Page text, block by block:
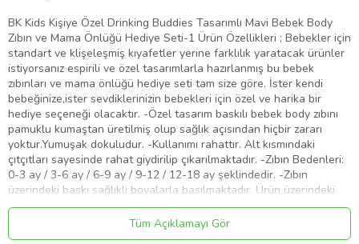
BK Kids Kişiye Özel Drinking Buddies Tasarımlı Mavi Bebek Body
Zıbın ve Mama Önlüğü Hediye Seti-1 Ürün Özellikleri ; Bebekler için
standart ve klişeleşmiş kıyafetler yerine farklılık yaratacak ürünler
istiyorsanız espirili ve özel tasarımlarla hazırlanmış bu bebek
zıbınları ve mama önlüğü hediye seti tam size göre. İster kendi
bebeğinize,ister sevdiklerinizin bebekleri için özel ve harika bir
hediye seçeneği olacaktır. -Özel tasarım baskılı bebek body zıbını
pamuklu kumaştan üretilmiş olup sağlık açısından hiçbir zararı
yoktur.Yumuşak dokuludur. -Kullanımı rahattır. Alt kısmındaki
çıtçıtları sayesinde rahat giydirilip çıkarılmaktadır. -Zıbın Bedenleri:
0-3 ay / 3-6 ay / 6-9 ay / 9-12 / 12-18 ay şeklindedir. -Zıbın
üzerindeki baskı sağlıklı boyalarla basılmaktadır. Ürün üzerindeki
baskı da herhangi bir silinme olmayacaktır. -Mama önlüğü ;1. sınıf
duck cinsi su itici özelliği olan özel kumaştan üretilmiştir. Önlük
ebadı : 20x25 cm dir.(askı ipi hariç) -Ürün içeriği ; 1 adet bebek
Tüm Açıklamayı Gör